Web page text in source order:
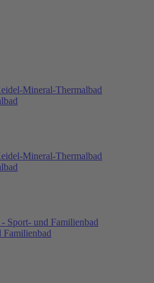
Mineral-Thermalbad
Mineral-Thermalbad
Sport- und Familienbad
Familienbad